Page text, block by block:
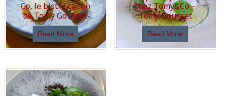
Co, le bistro canon
de Tomy Gousset
Read More
chez Tomy&Co –
Tomy Gousset
Read More